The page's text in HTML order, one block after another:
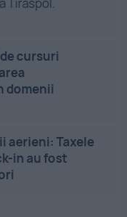
cursuri
domenii
aerieni: Taxele
in au fost